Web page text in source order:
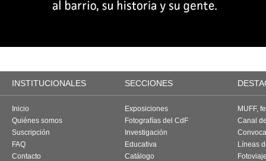
INSTITUCIONALES SECCIONES
Inicio
Quiénes somos
Suscripción
FAQ
Contacto
Exposiciones
Fotografías del CdF
Investigación
Educativa
Catálogo
MUFF,
Canal
Líneas